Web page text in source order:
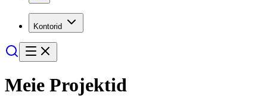
Kontorid
Meie Projektid